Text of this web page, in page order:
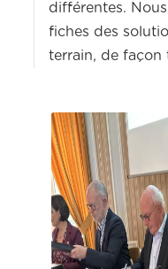
différentes.
fiches des
terrain, de façon